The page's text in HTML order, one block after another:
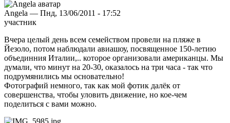
Angela — Пнд, 13/06/2011 - 17:52
участник
Вчера целый день всем семейством провели на пляже в
Йезоло, потом наблюдали авиашоу, посвященное 150-летию
объединния Италии,.. которое организовали американцы. Мы
думали, что минут на 20-30, оказалось на три часа - так что
подрумянились мы основательно!
Фотографий немного, так как мой фотик далёк от
совершенства, чтобы уловить движение, но кое-чем
поделиться с вами можно.